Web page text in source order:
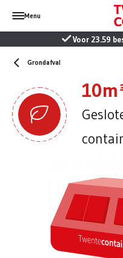
Menu
Voor 23.59
Grondafval